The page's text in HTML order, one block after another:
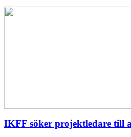
IKFF söker projektledare till